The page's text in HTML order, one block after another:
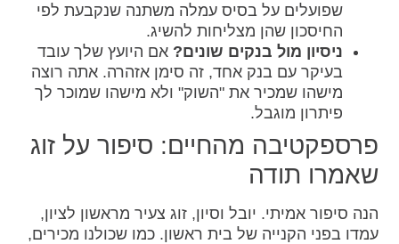
שפועלים על בסיס עמלה משתנה שנקבעת לפי
החיסכון שהן מצליחות להשיג.
ניסיון מול בנקים שונים? אם היועץ שלך עובד
בעיקר עם בנק אחד, זה סימן אזהרה. אתה רוצה
מישהו שמכיר את "השוק" ולא מישהו שמוכר לך
פיתרון מוגבל.
פרספקטיבה מהחיים: סיפור על זוג
שאמרו תודה
הנה סיפור אמיתי. יובל וסיון, זוג צעיר מראשון לציון,
עמדו בפני הקנייה של בית ראשון. כמו שכולנו מכירים,